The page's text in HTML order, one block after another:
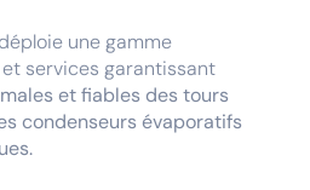
une gamme
services garantissant
et fiables des tours
condenseurs évaporatifs